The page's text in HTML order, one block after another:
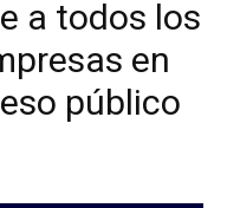
a todos los
en
público